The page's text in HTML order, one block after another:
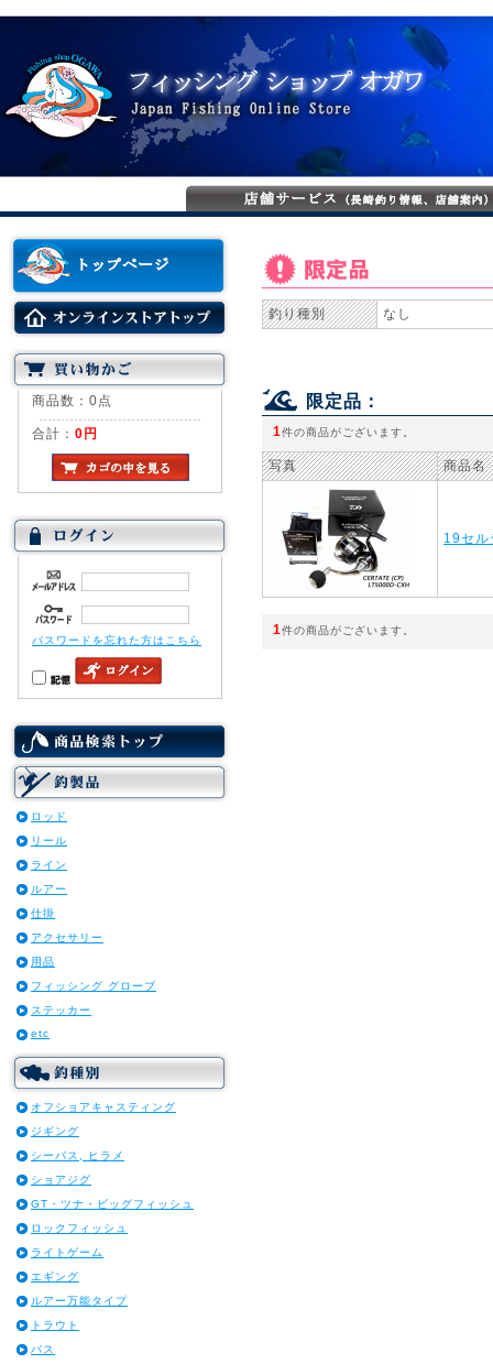
商品数：0点
合計： 0円
パスワードを忘れた方はこちら
ロッド
リール
ライン
ルアー
仕掛
アクセサリー
用品
フィッシング グローブ
ステッカー
etc
オフショアキャスティング
ジギング
シーバス, ヒラメ
ショアジグ
GT・ツナ・ビッグフィッシュ
ロックフィッシュ
ライトゲーム
エギング
ルアー万能タイプ
トラウト
バス
釣り種別 なし
限定品：
1件の商品がございます。
写真 商品名
19セ
1件の商品がございます。